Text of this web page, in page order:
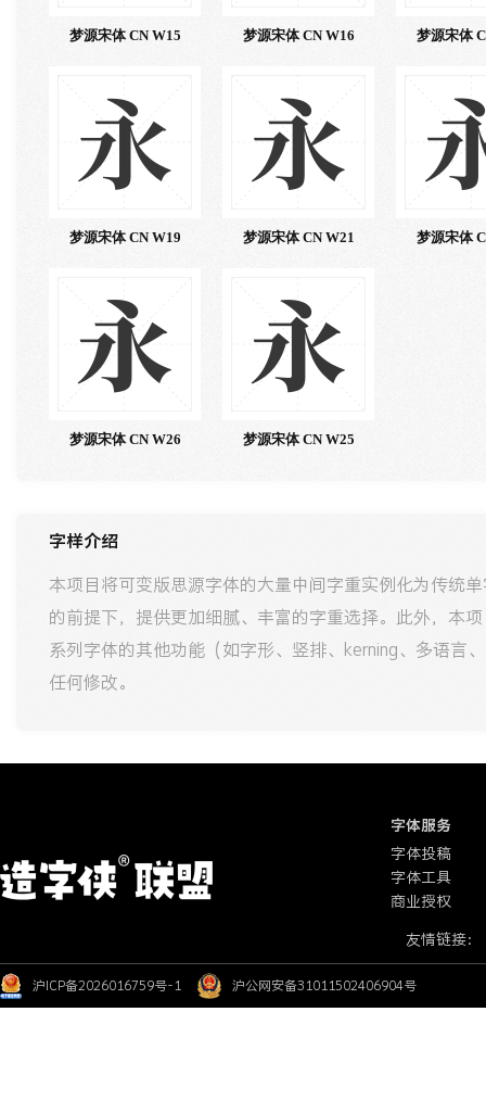
梦源宋体 CN W15 梦源宋体 CN W16 梦源宋体
永
梦源宋体 CN W19
永
梦源宋体 CN W21 梦源宋体
永
梦源宋体 CN W26
永
梦源宋体 CN W25
字样介绍
本项目将可变版思源字体的大量中间字重实例化为传统
的前提下，提供更加细腻、丰富的字重选择。此外，本
系列字体的其他功能（如字形、竖排、kerning、多语言
任何修改。
字体服务
字体投稿
字体工具
商业授权
友情链接：
沪ICP备2026016759号-1 沪公网安备31011502406904号